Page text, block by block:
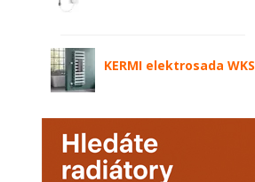
KERMI elektrosada WKS